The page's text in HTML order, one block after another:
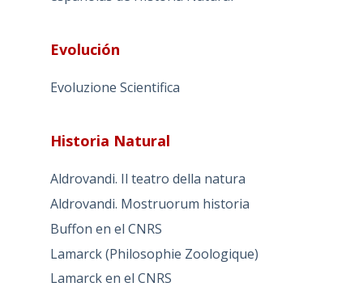
Evolución
Evoluzione Scientifica
Historia Natural
Aldrovandi. Il teatro della natura
Aldrovandi. Mostruorum historia
Buffon en el CNRS
Lamarck (Philosophie Zoologique)
Lamarck en el CNRS